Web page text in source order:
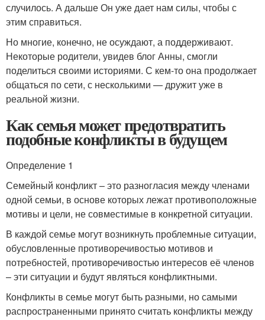
случилось. А дальше Он уже дает нам силы, чтобы с
этим справиться.
Но многие, конечно, не осуждают, а поддерживают.
Некоторые родители, увидев блог Анны, смогли
поделиться своими историями. С кем-то она продолжает
общаться по сети, с несколькими — дружит уже в
реальной жизни.
Как семья может предотвратить
подобные конфликты в будущем
Определение 1
Семейный конфликт – это разногласия между членами
одной семьи, в основе которых лежат противоположные
мотивы и цели, не совместимые в конкретной ситуации.
В каждой семье могут возникнуть проблемные ситуации,
обусловленные противоречивостью мотивов и
потребностей, противоречивостью интересов её членов
– эти ситуации и будут являться конфликтными.
Конфликты в семье могут быть разными, но самыми
распространенными принято считать конфликты между